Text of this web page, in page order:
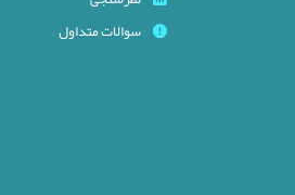
سوالات متداول